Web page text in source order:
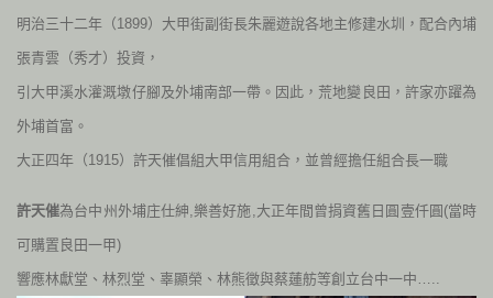
明治三十二年（1899）大甲街副街長朱麗遊說各地主修建水圳，配合內埔
張青雲（秀才）投資，
引大甲溪水灌溉墩仔腳及外埔南部一帶。因此，荒地變良田，許家亦躍為
外埔首富。
大正四年（1915）許天催倡組大甲信用組合，並曾經擔任組合長一職
許天催為台中州外埔庄仕紳 ,樂善好施 大正年間曾捐資舊日圓壹仟圓(當時
可購置良田一甲)
響應林獻堂、林烈堂、辜顯榮、林熊徵與蔡蓮舫等創立台中一中